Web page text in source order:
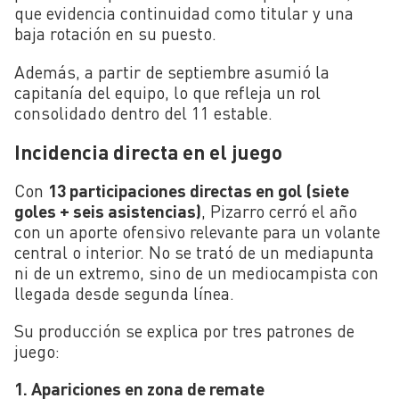
que evidencia continuidad como titular y una
baja rotación en su puesto.
Además, a partir de septiembre asumió la
capitanía del equipo, lo que refleja un rol
consolidado dentro del 11 estable.
Incidencia directa en el juego
Con 13 participaciones directas en gol (siete
goles + seis asistencias), Pizarro cerró el año
con un aporte ofensivo relevante para un volante
central o interior. No se trató de un mediapunta
ni de un extremo, sino de un mediocampista con
llegada desde segunda línea.
Su producción se explica por tres patrones de
juego:
1. Apariciones en zona de remate